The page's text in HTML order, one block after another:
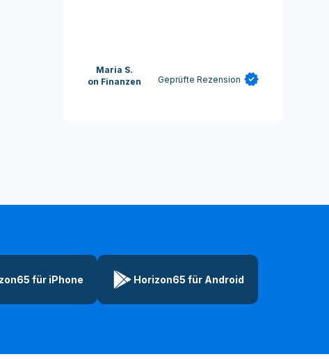
Maria S.
on Finanzen
Geprüfte Rezension
für iPhone Horizon65 für Android